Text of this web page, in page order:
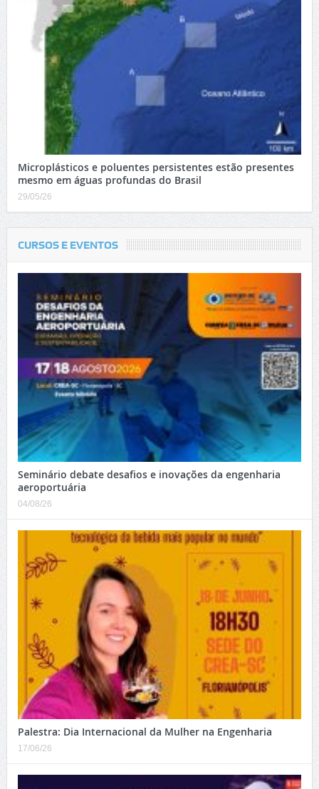
Microplásticos e poluentes persistentes estão presentes
mesmo em águas profundas do Brasil
29/05/26
CURSOS E EVENTOS
Seminário debate desafios e inovações da engenharia
aeroportuária
04/08/26
Palestra: Dia Internacional da Mulher na Engenharia
17/06/26